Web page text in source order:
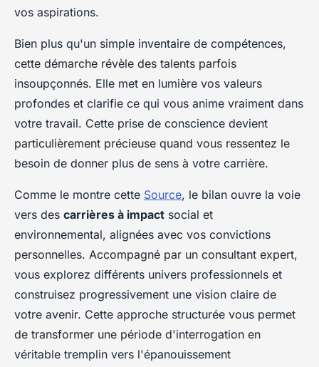
vos aspirations.
Bien plus qu'un simple inventaire de compétences,
cette démarche révèle des talents parfois
insoupçonnés. Elle met en lumière vos valeurs
profondes et clarifie ce qui vous anime vraiment dans
votre travail. Cette prise de conscience devient
particulièrement précieuse quand vous ressentez le
besoin de donner plus de sens à votre carrière.
Comme le montre cette Source, le bilan ouvre la voie
vers des carrières à impact social et
environnemental, alignées avec vos convictions
personnelles. Accompagné par un consultant expert,
vous explorez différents univers professionnels et
construisez progressivement une vision claire de
votre avenir. Cette approche structurée vous permet
de transformer une période d'interrogation en
véritable tremplin vers l'épanouissement